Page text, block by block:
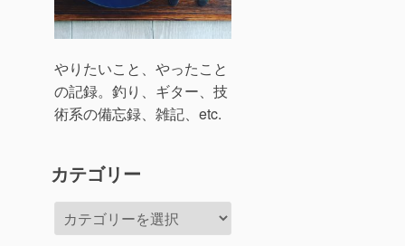
やりたいこと、やったこと
の記録。釣り、ギター、技
術系の備忘録、雑記、etc.
カテゴリー
テ